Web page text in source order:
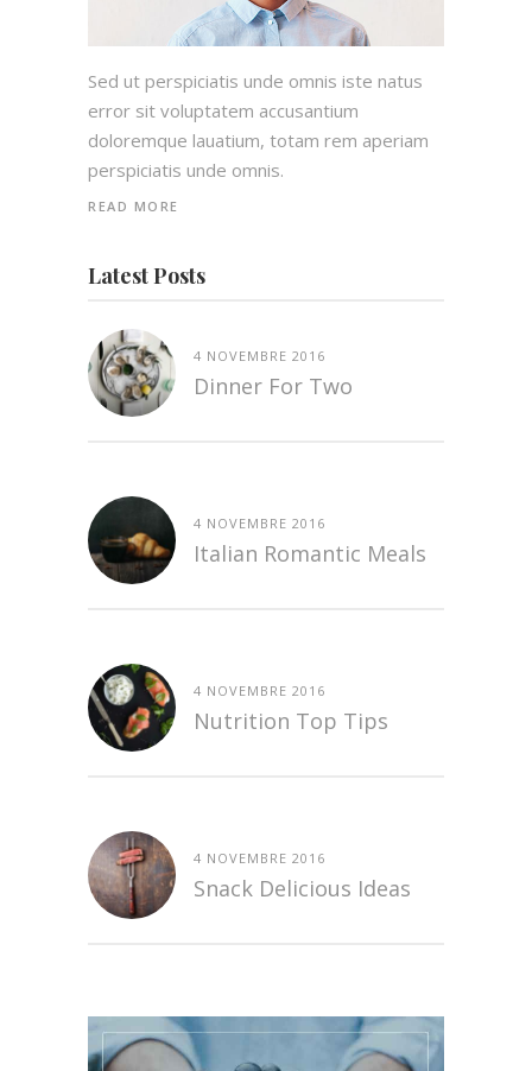
Sed ut perspiciatis unde omnis iste natus
error sit voluptatem accusantium
doloremque lauatium, totam rem aperiam
perspiciatis unde omnis.
READ MORE
Latest Posts
4 NOVEMBRE 2016
Dinner For Two
4 NOVEMBRE 2016
Italian Romantic Meals
4 NOVEMBRE 2016
Nutrition Top Tips
4 NOVEMBRE 2016
Snack Delicious Ideas